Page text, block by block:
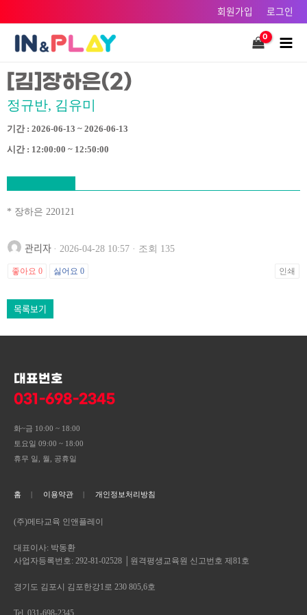
건너뛰기
회원가입 로그인
Main
[김]장하은(2)
정규반, 김유미
기간 : 2026-06-13 ~ 2026-06-13
시간 : 12:00:00 ~ 12:50:00
* 장하은 220121
관리자 · 2026-04-28 10:57 · 조회 135
좋아요 0 싫어요 0 인쇄
목록보기
대표번호
031-698-2345
화~금 10:00 ~ 18:00
토요일 09:00 ~ 18:00
휴무 일, 월, 공휴일
홈 이용약관 개인정보처리방침
(주)메타교육 인앤플레이
대표이사: 박동환
사업자등록번호: 292-81-02528 │원격평생교육원 신고번호 제81호
경기도 김포시 김포한강1로 230 805,6호